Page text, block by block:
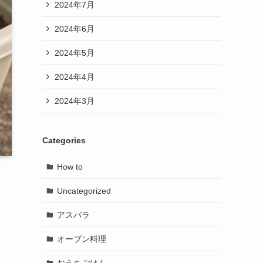
2024年7月
2024年6月
2024年5月
2024年4月
2024年3月
Categories
How to
Uncategorized
アスパラ
オーブン料理